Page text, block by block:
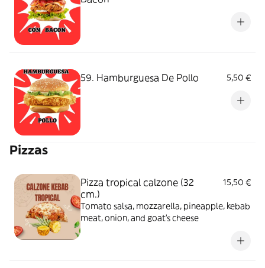
59. Hamburguesa De Pollo 5,50 €
Pizzas
Pizza tropical calzone (32
cm.)
15,50 €
Tomato salsa, mozzarella, pineapple, kebab
meat, onion, and goat's cheese